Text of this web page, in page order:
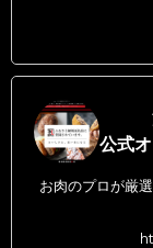
公式
お肉のプロが厳